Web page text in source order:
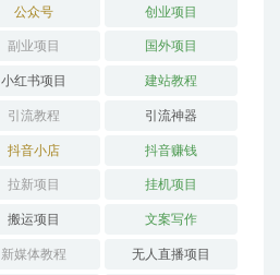
公众号 创业项目
副业项目 国外项目
小红书项目 建站教程
引流教程 引流神器
抖音小店 抖音赚钱
拉新项目 挂机项目
搬运项目 文案写作
新媒体教程 无人直播项目